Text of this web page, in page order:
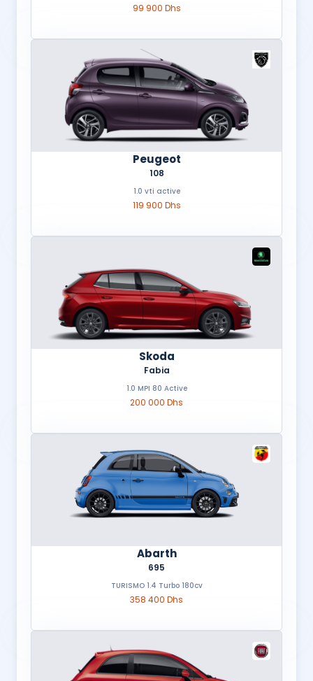
99 900 Dhs
Peugeot
108
1.0 vti active
119 900 Dhs
Skoda
Fabia
1.0 MPI 80 Active
200 000 Dhs
Abarth
695
TURISMO 1.4 Turbo 180cv
358 400 Dhs